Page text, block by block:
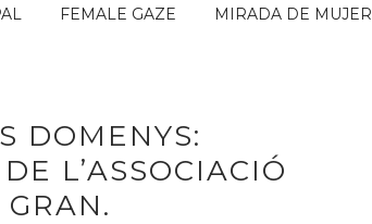
FEMALE GAZE MIRADA DE MUJER
DOMENYS:
L’ASSOCIACIÓ